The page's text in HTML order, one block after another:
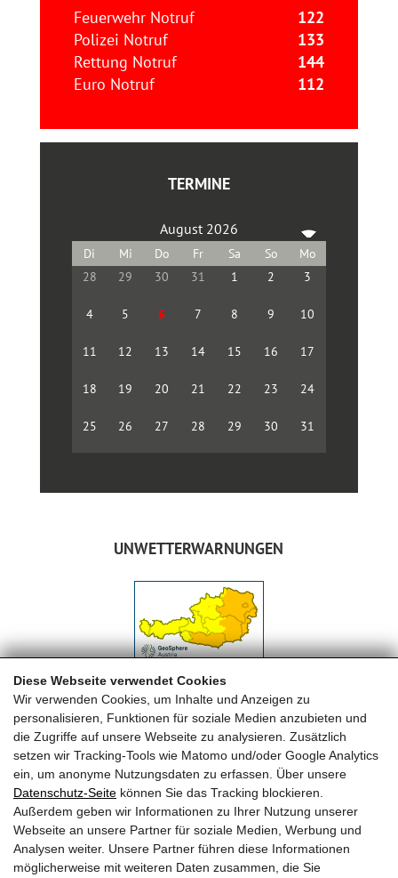
Diese Webseite verwendet Cookies
Wir verwenden Cookies, um Inhalte und Anzeigen zu
personalisieren, Funktionen für soziale Medien anzubieten und
die Zugriffe auf unsere Webseite zu analysieren. Zusätzlich
setzen wir Tracking-Tools wie Matomo und/oder Google Analytics
ein, um anonyme Nutzungsdaten zu erfassen. Über unsere
Datenschutz-Seite können Sie das Tracking blockieren.
Außerdem geben wir Informationen zu Ihrer Nutzung unserer
Webseite an unsere Partner für soziale Medien, Werbung und
Analysen weiter. Unsere Partner führen diese Informationen
möglicherweise mit weiteren Daten zusammen, die Sie
Feuerwehr Notruf
122
Polizei Notruf
133
Rettung Notruf
144
Euro Notruf
112
TERMINE
August 2026
28 29 30 31 1 2 3
4 5 6 7 8 9 10
11 12 13 14 15 16 17
18 19 20 21 22 23 24
25 26 27 28 29 30 31
UNWETTERWARNUNGEN
FREIWILLIGE FEUERWEHR MAISHOFEN
OFK HBI Michael Auböck
OFK Stv. OBI Herbert Huber